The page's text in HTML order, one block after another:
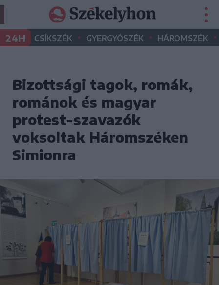
24H CSÍKSZÉK • GYERGYÓSZÉK • HÁROMSZÉK •
Bizottsági tagok, romák,
románok és magyar
protest-szavazók
voksoltak Háromszéken
Simionra